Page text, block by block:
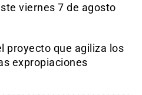
viernes 7 de agosto
proyecto que agiliza los
expropiaciones